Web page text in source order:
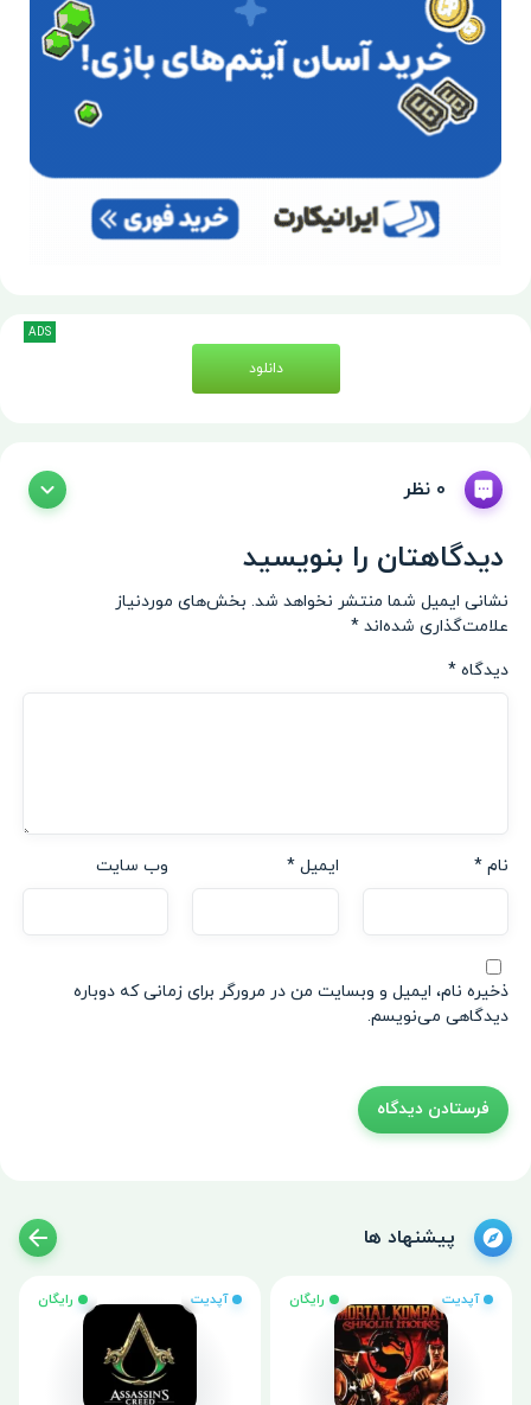
دانلود
ADS
0 نظر
دیدگاهتان را بنویسید
نشانی ایمیل شما منتشر نخواهد شد. بخش‌های موردنیاز
علامت‌گذاری شده‌اند *
دیدگاه *
نام * ایمیل* وب‌ سایت
ذخیره نام، ایمیل و وبسایت من در مرورگر برای زمانی که دوباره
دیدگاهی می‌نویسم.
پیشنهاد ها
آپدیت رایگان آپدیت رایگان